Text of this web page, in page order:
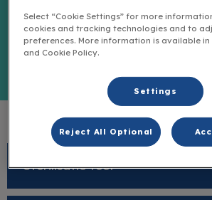
De meeste diereigenaren
met hun huisdier en laten
steriliseren of castreren.
Sterilisatie teef
Select “Cookie Settings” for more
cookies and tracking technologies and to
preferences. More information is available
and Cookie Policy.
Settings
Reject All Optional